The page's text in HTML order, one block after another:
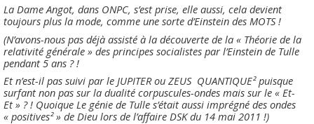
La Dame Angot, dans ONPC, s’est prise, elle aussi, cela devient
toujours plus la mode, comme une sorte d’Einstein des MOTS !
(N’avons-nous pas déjà assisté à la découverte de la « Théorie de la
relativité générale » des principes socialistes par l’Einstein de Tulle
pendant 5 ans ? !
Et n’est-il pas suivi par le JUPITER ou ZEUS QUANTIQUE² puisque
surfant non pas sur la dualité corpuscules-ondes mais sur le « Et-
Et » ? ! Quoique Le génie de Tulle s’était aussi imprégné des ondes
« positives² » de Dieu lors de l’affaire DSK du 14 mai 2011 !)